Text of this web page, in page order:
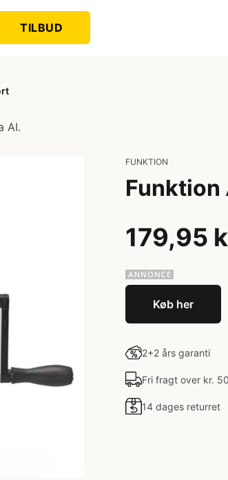
TILBUD
AI.
FUNKTION
179,95
Køb her
2+2 års garanti
Fri fragt over kr.
14 dages returret